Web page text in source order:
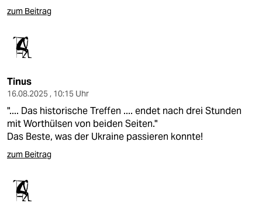
zum Beitrag
Tinus
16.08.2025 , 10:15 Uhr
".... Das historische Treffen .... endet nach drei Stunden
mit Worthülsen von beiden Seiten."
Das Beste, was der Ukraine passieren konnte!
zum Beitrag